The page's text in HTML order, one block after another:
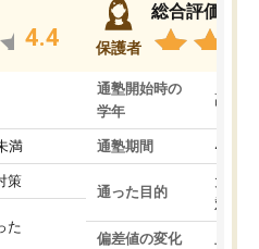
4.4
満
策
た
保護者
総合評価
通塾開始時の
学年
高3
通塾期間 4ヵ月
通った目的
大学
対策
偏差値の変化 上が